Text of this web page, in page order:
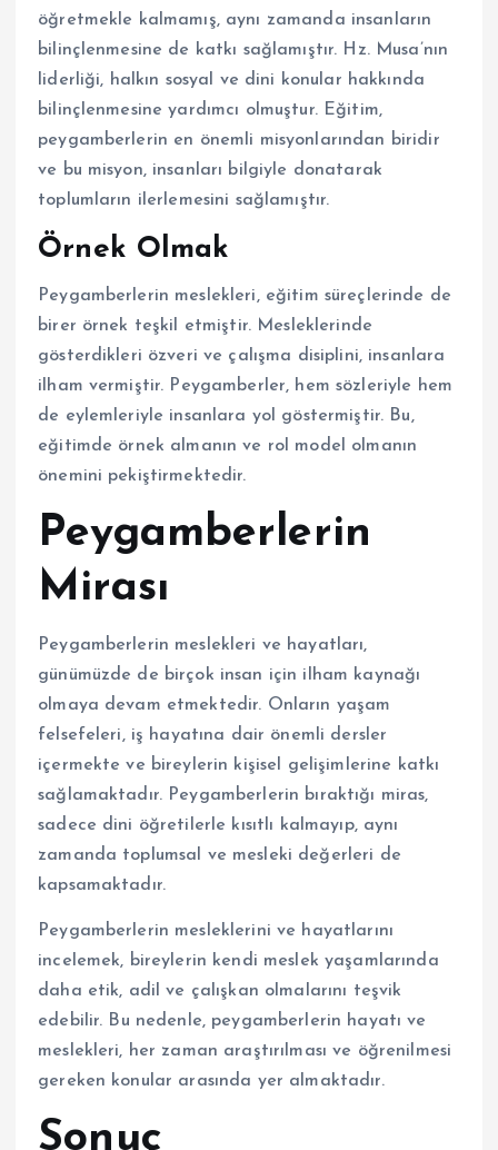
öğretmekle kalmamış, aynı zamanda insanların
bilinçlenmesine de katkı sağlamıştır. Hz. Musa’nın
liderliği, halkın sosyal ve dini konular hakkında
bilinçlenmesine yardımcı olmuştur. Eğitim,
peygamberlerin en önemli misyonlarından biridir
ve bu misyon, insanları bilgiyle donatarak
toplumların ilerlemesini sağlamıştır.
Örnek Olmak
Peygamberlerin meslekleri, eğitim süreçlerinde de
birer örnek teşkil etmiştir. Mesleklerinde
gösterdikleri özveri ve çalışma disiplini, insanlara
ilham vermiştir. Peygamberler, hem sözleriyle hem
de eylemleriyle insanlara yol göstermiştir. Bu,
eğitimde örnek almanın ve rol model olmanın
önemini pekiştirmektedir.
Peygamberlerin
Mirası
Peygamberlerin meslekleri ve hayatları,
günümüzde de birçok insan için ilham kaynağı
olmaya devam etmektedir. Onların yaşam
felsefeleri, iş hayatına dair önemli dersler
içermekte ve bireylerin kişisel gelişimlerine katkı
sağlamaktadır. Peygamberlerin bıraktığı miras,
sadece dini öğretilerle kısıtlı kalmayıp, aynı
zamanda toplumsal ve mesleki değerleri de
kapsamaktadır.
Peygamberlerin mesleklerini ve hayatlarını
incelemek, bireylerin kendi meslek yaşamlarında
daha etik, adil ve çalışkan olmalarını teşvik
edebilir. Bu nedenle, peygamberlerin hayatı ve
meslekleri, her zaman araştırılması ve öğrenilmesi
gereken konular arasında yer almaktadır.
Sonuç